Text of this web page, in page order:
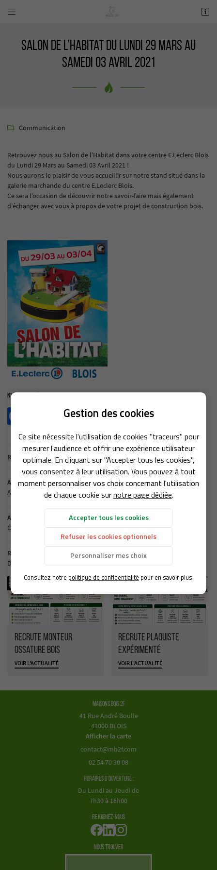
Gestion des cookies
Ce site nécessite l'utilisation de cookies "traceurs" pour
mesurer l'audience et offrir une expérience utilisateur
optimale. En cliquant sur "Accepter tous les cookies",
vous consentez à leur utilisation. Vous pouvez à tout
moment personnaliser vos choix concernant l'utilisation
de chaque cookie surnotre page dédiée.
Accepter tous les cookies
Refuser les cookies optionnels
Personnaliser mes choix
Consultez notre politique de confidentialité pour en savoir plus.

ACCUEIL
LE BOIS
PROJET
CONTACT

02 54 70 30 08
02 54 70 30 08
 Recopier le code ci-contre
Rafraîchir le captcha
En cochant cette case, vous consentez à recevoir nos propositions commerciales à l'adresse
email indiqué ci-dessus. Vous pouvez vous désinscrire à tout moment en utilisant
formulaire de désinscription.
Inscription
Salon de l’Habitat du Lundi 29 Mars au
Samedi 03 Avril 2021
 Communication
Retrouvez nous au Salon de l’Habitat dans votre centre E.Leclerc Blois
du Lundi 29 Mars au Samedi 03 Avril 2021 !
Nous aurons le plaisir de vous accueillir sur notre stand situé dans la
galerie marchande du centre E.Leclerc Blois.
Ce sera l’occasion de découvrir notre savoir-faire mais également
d'échanger avec vous à propos de votre projet de construction bois.
N'hésitez pas à partager !
Retour aux actualités
Actualité précédente
Article La Nouvelle Répubique du 01/06/2021
Actualité suivante
Congés de Noël 2020
Récemment
D'autres actualités qui pourraient vous intéresser
Recrute Monteur
Ossature Bois
VOIR L'ACTUALITÉ
Recrute Plaquiste
expérimenté
VOIR L'ACTUALITÉ
Maisons Bois 2F
41 Rue André Boulle
41000 BLOIS
Afficher la carte
02 54 70 30 08
Horaires d'ouverture :
Du Lundi au Jeudi de
7h30 à 18h00
Rejoignez-nous
Nous trouver